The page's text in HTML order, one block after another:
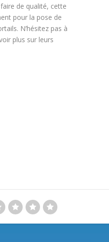
faire de qualité, cette
pour la pose de
N’hésitez pas à
plus sur leurs